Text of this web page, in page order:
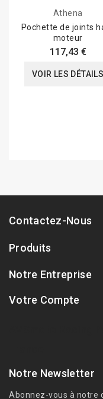
Athena
Pochette de joints
moteur
117,43 €
VOIR LES DÉTAILS
Contactez-Nous
Produits
Notre Entreprise
Votre Compte
Notre Newsletter
Abonnez-vous à notre